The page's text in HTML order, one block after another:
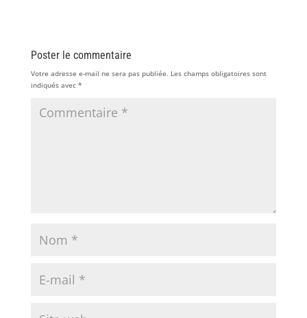
Poster le commentaire
Votre adresse e-mail ne sera pas publiée. Les champs obligatoires sont
indiqués avec *